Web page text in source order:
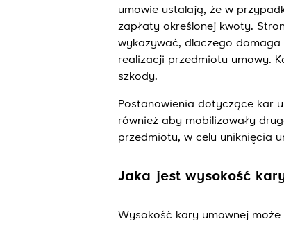
umowie ustalają, że w
zapłaty określonej kwoty.
wykazywać, dlaczego
realizacji przedmiotu umowy.
szkody.
Postanowienia dotyczące kar
również aby mobilizowały
przedmiotu, w celu uniknięcia
Jaka jest wysokość
Wysokość kary umownej